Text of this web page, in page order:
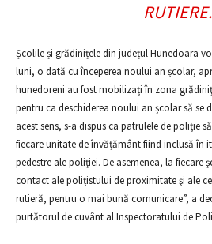
RUTIERE.
Școlile și grădinițele din județul Hunedoara
luni, o dată cu începerea noului an școlar,
hunedoreni au fost mobilizați în zona
pentru ca deschiderea noului an şcolar să se
acest sens, s-a dispus ca patrulele de poliţie
fiecare unitate de învăţământ fiind inclusă în
pedestre ale poliţiei. De asemenea, la fiecare
contact ale poliţistului de proximitate şi ale
rutieră, pentru o mai bună comunicare”, a
purtătorul de cuvânt al Inspectoratului de